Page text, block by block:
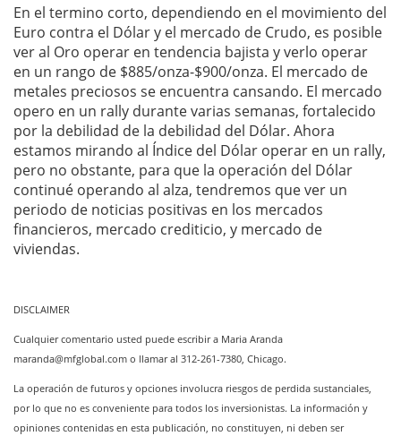
En el termino corto, dependiendo en el movimiento del
Euro contra el Dólar y el mercado de Crudo, es posible
ver al Oro operar en tendencia bajista y verlo operar
en un rango de $885/onza-$900/onza. El mercado de
metales preciosos se encuentra cansando. El mercado
opero en un rally durante varias semanas, fortalecido
por la debilidad de la debilidad del Dólar. Ahora
estamos mirando al Índice del Dólar operar en un rally,
pero no obstante, para que la operación del Dólar
continué operando al alza, tendremos que ver un
periodo de noticias positivas en los mercados
financieros, mercado crediticio, y mercado de
viviendas.
DISCLAIMER
Cualquier comentario usted puede escribir a Maria Aranda
maranda@mfglobal.com o llamar al 312-261-7380, Chicago.
La operación de futuros y opciones involucra riesgos de perdida sustanciales,
por lo que no es conveniente para todos los inversionistas. La información y
opiniones contenidas en esta publicación, no constituyen, ni deben ser